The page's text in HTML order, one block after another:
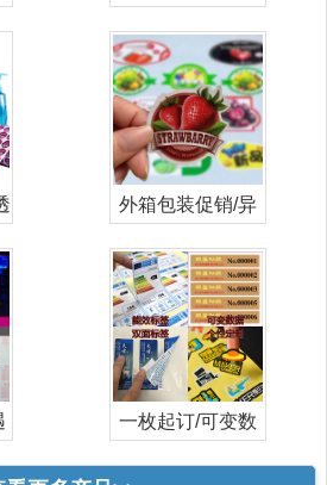
外箱包装促销/异
一枚起订/可变数